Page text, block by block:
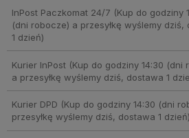
InPost Paczkomat 24/7 (Kup do godziny
(dni robocze) a przesyłkę wyślemy dziś,
1 dzień)
Kurier InPost(Kup do godziny 14:30 (dni
a przesyłkę wyślemy dziś, dostawa 1
Kurier DPD (Kup do godziny 14:30 (dni
przesyłkę wyślemy dziś, dostawa 1 dzień)